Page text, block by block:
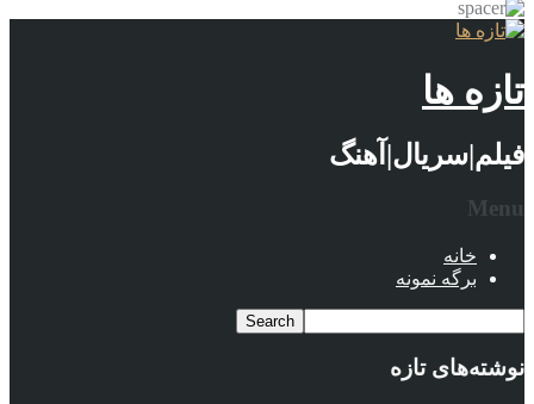
تازه ها
فیلم|سریال|آهنگ
Menu
خانه
برگه نمونه
نوشته‌های تازه